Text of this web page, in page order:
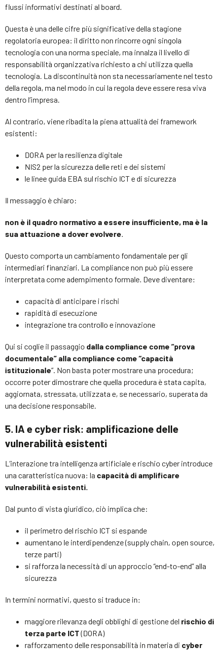
flussi informativi destinati al board.
Questa è una delle cifre più significative della stagione
regolatoria europea: il diritto non rincorre ogni singola
tecnologia con una norma speciale, ma innalza il livello di
responsabilità organizzativa richiesto a chi utilizza quella
tecnologia. La discontinuità non sta necessariamente nel testo
della regola, ma nel modo in cui la regola deve essere resa viva
dentro l’impresa.
Al contrario, viene ribadita la piena attualità dei framework
esistenti:
DORA per la resilienza digitale
NIS2 per la sicurezza delle reti e dei sistemi
le linee guida EBA sul rischio ICT e di sicurezza
Il messaggio è chiaro:
non è il quadro normativo a essere insufficiente, ma è la
sua attuazione a dover evolvere.
Questo comporta un cambiamento fondamentale per gli
intermediari finanziari. La compliance non può più essere
interpretata come adempimento formale. Deve diventare:
capacità di anticipare i rischi
rapidità di esecuzione
integrazione tra controllo e innovazione
Qui si coglie il passaggio dalla compliance come “prova
documentale” alla compliance come “capacità
istituzionale”. Non basta poter mostrare una procedura;
occorre poter dimostrare che quella procedura è stata capita,
aggiornata, stressata, utilizzata e, se necessario, superata da
una decisione responsabile.
5. IA e cyber risk: amplificazione delle
vulnerabilità esistenti
L’interazione tra intelligenza artificiale e rischio cyber introduce
una caratteristica nuova: la capacità di amplificare
vulnerabilità esistenti.
Dal punto di vista giuridico, ciò implica che:
il perimetro del rischio ICT si espande
aumentano le interdipendenze (supply chain, open source,
terze parti)
si rafforza la necessità di un approccio “end-to-end” alla
sicurezza
In termini normativi, questo si traduce in:
maggiore rilevanza degli obblighi di gestione del rischio di
terza parte ICT(DORA)
rafforzamento delle responsabilità in materia di cyber